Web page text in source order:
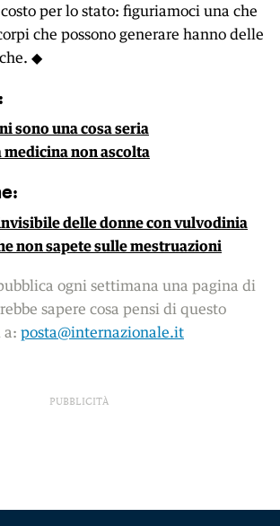
per lo stato: figuriamoci una che
che possono generare hanno delle
◆
sono una cosa seria
medicina non ascolta
delle donne con vulvodinia
non sapete sulle mestruazioni
ogni settimana una pagina di
sapere cosa pensi di questo
a: posta@internazionale.it
PUBBLICITÀ